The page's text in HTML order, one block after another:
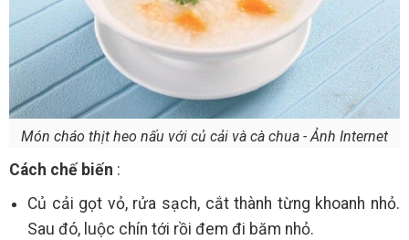
Món cháo thịt heo nấu với củ cải và cà chua - Ảnh Internet
Cách chế biến :
Củ cải gọt vỏ, rửa sạch, cắt thành từng khoanh nhỏ.
Sau đó, luộc chín tới rồi đem đi băm nhỏ.